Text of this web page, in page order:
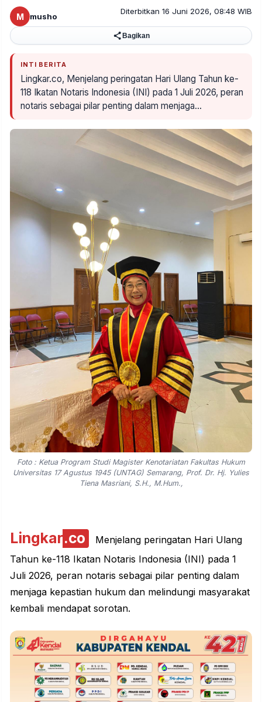
M musho
Diterbitkan 16 Juni 2026, 08:48 WIB
Bagikan
INTI BERITA
Lingkar.co, Menjelang peringatan Hari Ulang Tahun ke-
118 Ikatan Notaris Indonesia (INI) pada 1 Juli 2026, peran
notaris sebagai pilar penting dalam menjaga…
Foto : Ketua Program Studi Magister Kenotariatan Fakultas Hukum
Universitas 17 Agustus 1945 (UNTAG) Semarang, Prof. Dr. Hj. Yulies
Tiena Masriani, S.H., M.Hum.,
Lingkar.co
Menjelang peringatan Hari Ulang
Tahun ke-118 Ikatan Notaris Indonesia (INI) pada 1
Juli 2026, peran notaris sebagai pilar penting dalam
menjaga kepastian hukum dan melindungi masyarakat
kembali mendapat sorotan.